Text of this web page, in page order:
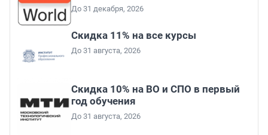
До 31 декабря, 2026
Скидка 11% на все курсы
До 31 августа, 2026
Скидка 10% на ВО и СПО в первый
год обучения
До 31 августа, 2026